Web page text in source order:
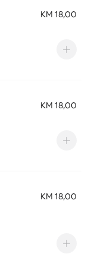
KM 18,00
KM 18,00
KM 18,00